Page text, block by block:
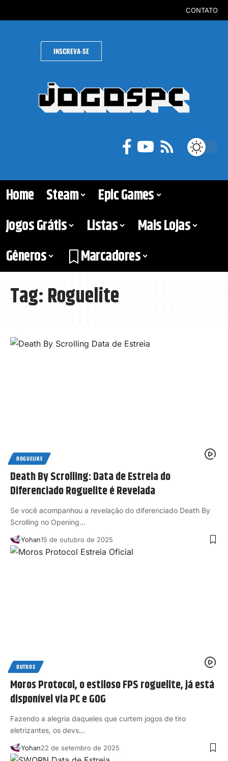
CONTATO
INSCREVA-SE
Home Steam
Epic Games
Jogos Grátis
Listas
Mais Lojas
Gêneros
Marcadores
Tag:Roguelite
ROGUELIKE
Death By Scrolling: Data de Estreia do
Diferenciado Roguelite é Revelada
Se você acompanhou a revelação do diferenciado Death By
Scrolling no Opening…
Yohan15 de outubro de 2025
OUTROS
Moros Protocol, o estiloso FPS roguelite, já está
disponível via PC e GOG
Fazendo a alegria daqueles que curtem jogos de tiro
eletrizantes, os devs…
Yohan22 de setembro de 2025